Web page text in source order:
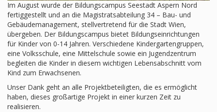
Im August wurde der Bildungscampus Seestadt Aspern Nord
fertiggestellt und an die Magistratsabteilung 34 – Bau- und
Gebäudemanagement, stellvertretend für die Stadt Wien,
übergeben. Der Bildungscampus bietet Bildungseinrichtungen
für Kinder von 0-14 Jahren. Verschiedene Kindergartengruppen,
eine Volksschule, eine Mittelschule sowie ein Jugendzentrum
begleiten die Kinder in diesem wichtigen Lebensabschnitt vom
Kind zum Erwachsenen.
Unser Dank geht an alle Projektbeteiligten, die es ermöglicht
haben, dieses großartige Projekt in einer kurzen Zeit zu
realisieren.